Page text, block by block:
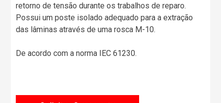
retorno de tensão durante os trabalhos de reparo.
Possui um poste isolado adequado para a extração
das lâminas através de uma rosca M-10.
De acordo com a norma IEC 61230.